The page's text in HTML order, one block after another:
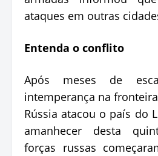
ataques em outras
Entenda o conflito
Após meses de
intemperança na
Rússia atacou o país do
amanhecer desta
forças russas